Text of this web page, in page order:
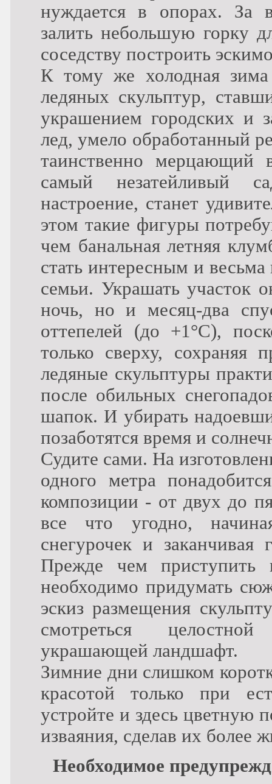
нуждается в опорах. За
залить небольшую горку
соседству построить
К тому же холодная зима
ледяных скульптур,
украшением городских и
лед, умело обработанный
таинственно мерцающий
самый незатейливый
настроение, станет
этом такие фигуры
чем банальная летняя
стать интересным и
семьи. Украшать участок
ночь, но и месяц-два
оттепелей (до +1°C),
только сверху,
ледяные скульптуры
после обильных
шапок. И убирать
позаботятся время и
Судите сами. На
одного метра
композиции - от двух до
все что угодно,
снегурочек и
Прежде чем
необходимо придумать
эскиз размещения
смотреться
украшающей ландшафт.
Зимние дни слишком
красотой только при
устройте и здесь цветную
изваяния, сделав их
Необходимое